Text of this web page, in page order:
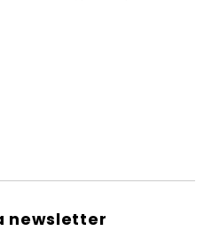
newsletter